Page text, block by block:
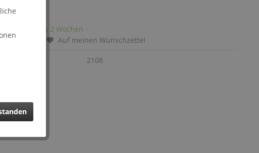
Lieferzeit: ca 2 Wochen
Vergleichen
Auf meinen Wunschzettel
2108